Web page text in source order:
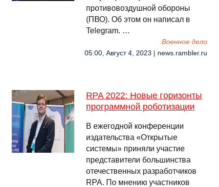
противовоздушной обороны
(ПВО). Об этом он написал в
Telegram. …
Военное дело
05:00, Август 4, 2023 | news.rambler.ru
RPA 2022: Новые горизонты
программной роботизации
В ежегодной конференции
издательства «Открытые
системы» приняли участие
представители большинства
отечественных разработчиков
RPA. По мнению участников